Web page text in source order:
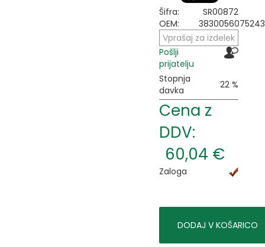
Šifra:
SR00872
OEM:
3830056075243
Vprašaj za izdelek
Pošlji
prijatelju
Stopnja
davka
22 %
Cena z
DDV:
60,04 €
Zaloga
DODAJ V KOŠARICO